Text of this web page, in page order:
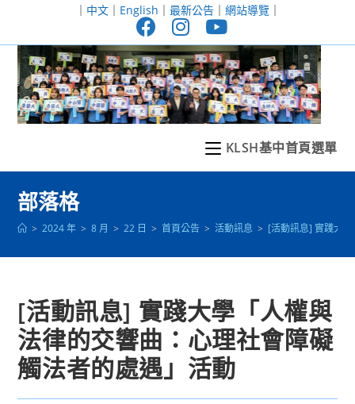
至
｜ 中文｜ English ｜ 最新公告｜ 網站導覽｜
KLSH基中首頁選單
部落格
> 2024 年 > 8 月 > 22 日 > 首頁公告 > 活動訊息 > [活動訊息] 實踐大
[活動訊息] 實踐大學「人權與
法律的交響曲：心理社會障礙
觸法者的處遇」活動